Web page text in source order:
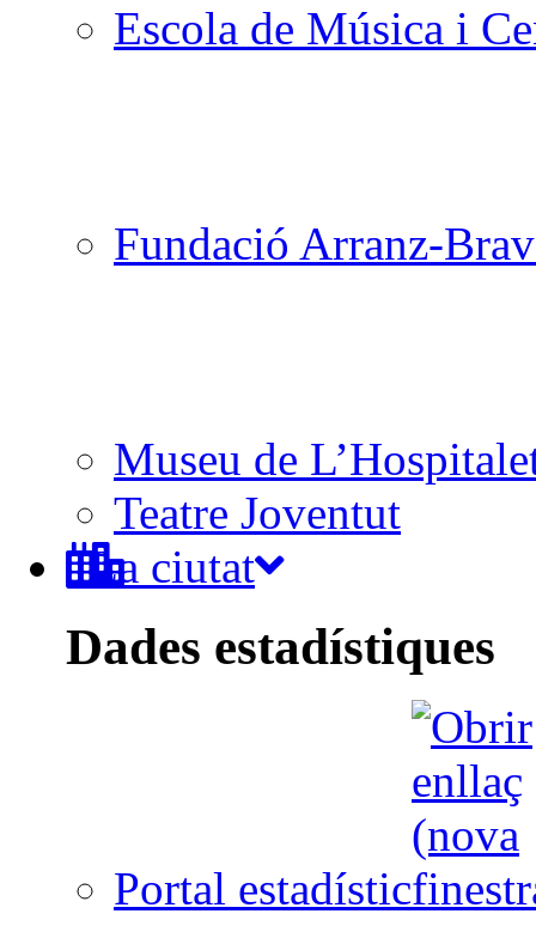
Escola de Música i
Fundació Arranz-
Museu de
Teatre Joventut
La ciutat
Dades estadístiques
Portal estadístic